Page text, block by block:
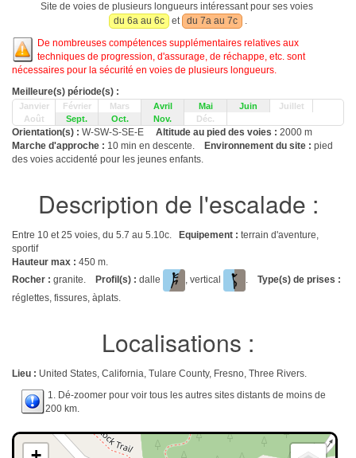
Site de voies de plusieurs longueurs intéressant pour ses voies
du 6a au 6c
et du 7a au 7c
.
De nombreuses compétences supplémentaires relatives aux
techniques de progression, d'assurage, de réchappe, etc. sont
nécessaires pour la sécurité en voies de plusieurs longueurs.
Meilleure(s) période(s) :
Janvier Février Mars Avril Mai Juin
Juillet
Août
Sept. Oct. Nov. Déc.
Orientation(s) : W-SW-S-SE-E Altitude au pied des voies : 2000 m
Marche d'approche : 10 min en descente. Environnement du site : pied
des voies accidenté pour les jeunes enfants.
Description de l'escalade :
Entre 10 et 25 voies, du 5.7 au 5.10c. Equipement : terrain d'aventure,
sportif
Hauteur max : 450 m.
Rocher : granite. Profil(s) : dalle , vertical . Type(s) de prises :
réglettes, fissures, àplats.
Localisations :
Lieu : United States, California, Tulare County, Fresno, Three Rivers.
1. Dé-zoomer pour voir tous les autres sites distants de moins de
200 km.